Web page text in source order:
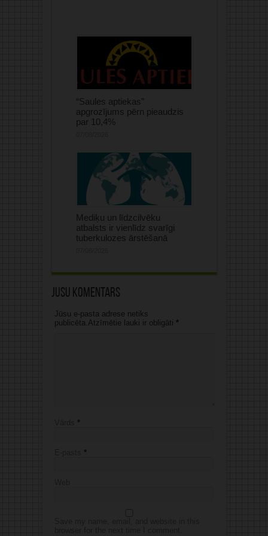
“Saules aptiekas”
apgrozījums pērn pieaudzis
par 10,4%
Mediķu un līdzcilvēku
atbalsts ir vienlīdz svarīgi
tuberkulozes ārstēšanā
Jūsu komentārs
Jūsu e-pasta adrese netiks
publicēta.Atzīmētie lauki ir obligāti *
*
*